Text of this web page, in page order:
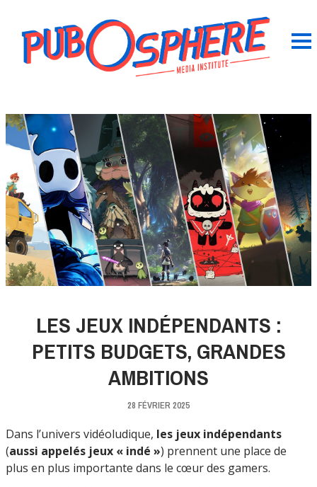
LES JEUX INDÉPENDANTS :
PETITS BUDGETS, GRANDES
AMBITIONS
28 FÉVRIER 2025
Dans l’univers vidéoludique, les jeux indépendants
(aussi appelés jeux « indé ») prennent une place de
plus en plus importante dans le cœur des gamers.